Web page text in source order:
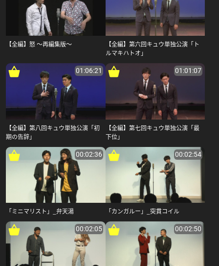
【全編】怒 ～再編集版～
【全編】第六回キュウ単独公演「ト
ルマキハトオ」
01:06:21
【全編】第八回キュウ単独公演「初
期の告辞」
01:01:07
【全編】第七回キュウ単独公演「最
下位」
00:02:36
「ミニマリスト」_弁天湯
00:02:54
「カンガルー」_突貫コイル
00:02:05 00:02:50